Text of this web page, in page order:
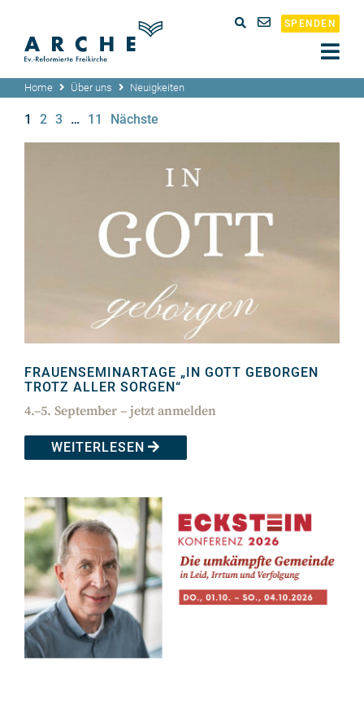
SPENDEN
Home Über uns Neuigkeiten
1 2 3 … 11 Nächste
FRAUENSEMINARTAGE „IN GOTT GEBORGEN
TROTZ ALLER SORGEN“
4.–5. September – jetzt anmelden
WEITERLESEN